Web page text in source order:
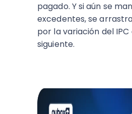
pagado. Y si aún se
excedentes, se
por la variación del IPC
siguiente.